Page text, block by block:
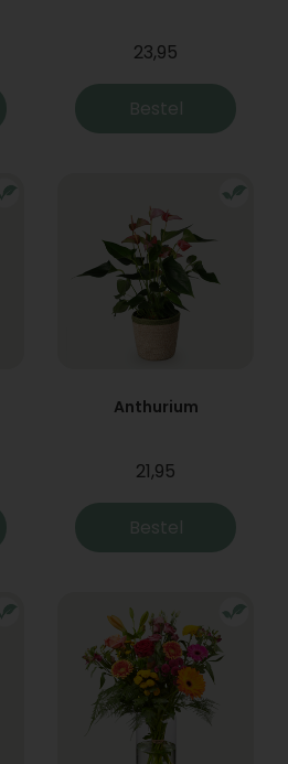
23,95
Bestel
Anthurium
21,95
Bestel